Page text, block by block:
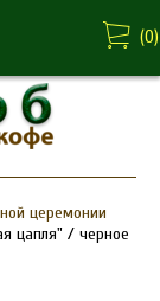
(0)
церемонии
цапля" / черное